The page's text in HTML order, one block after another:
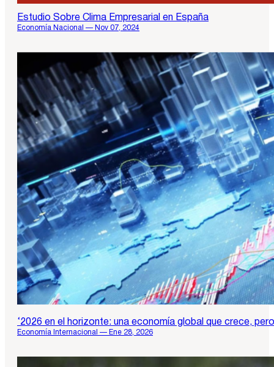
Estudio Sobre Clima Empresarial en España
Economía Nacional — Nov 07, 2024
‘2026 en el horizonte: una economía global que crece,
Economía Internacional — Ene 28, 2026